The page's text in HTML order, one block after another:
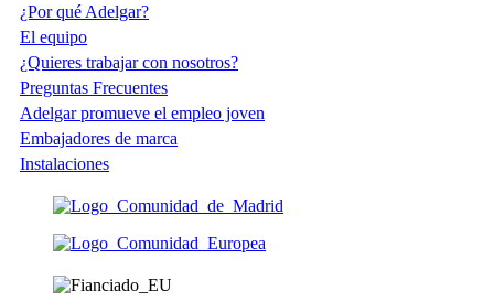
¿Por qué Adelgar?
El equipo
¿Quieres trabajar con nosotros?
Preguntas Frecuentes
Adelgar promueve el empleo joven
Embajadores de marca
Instalaciones